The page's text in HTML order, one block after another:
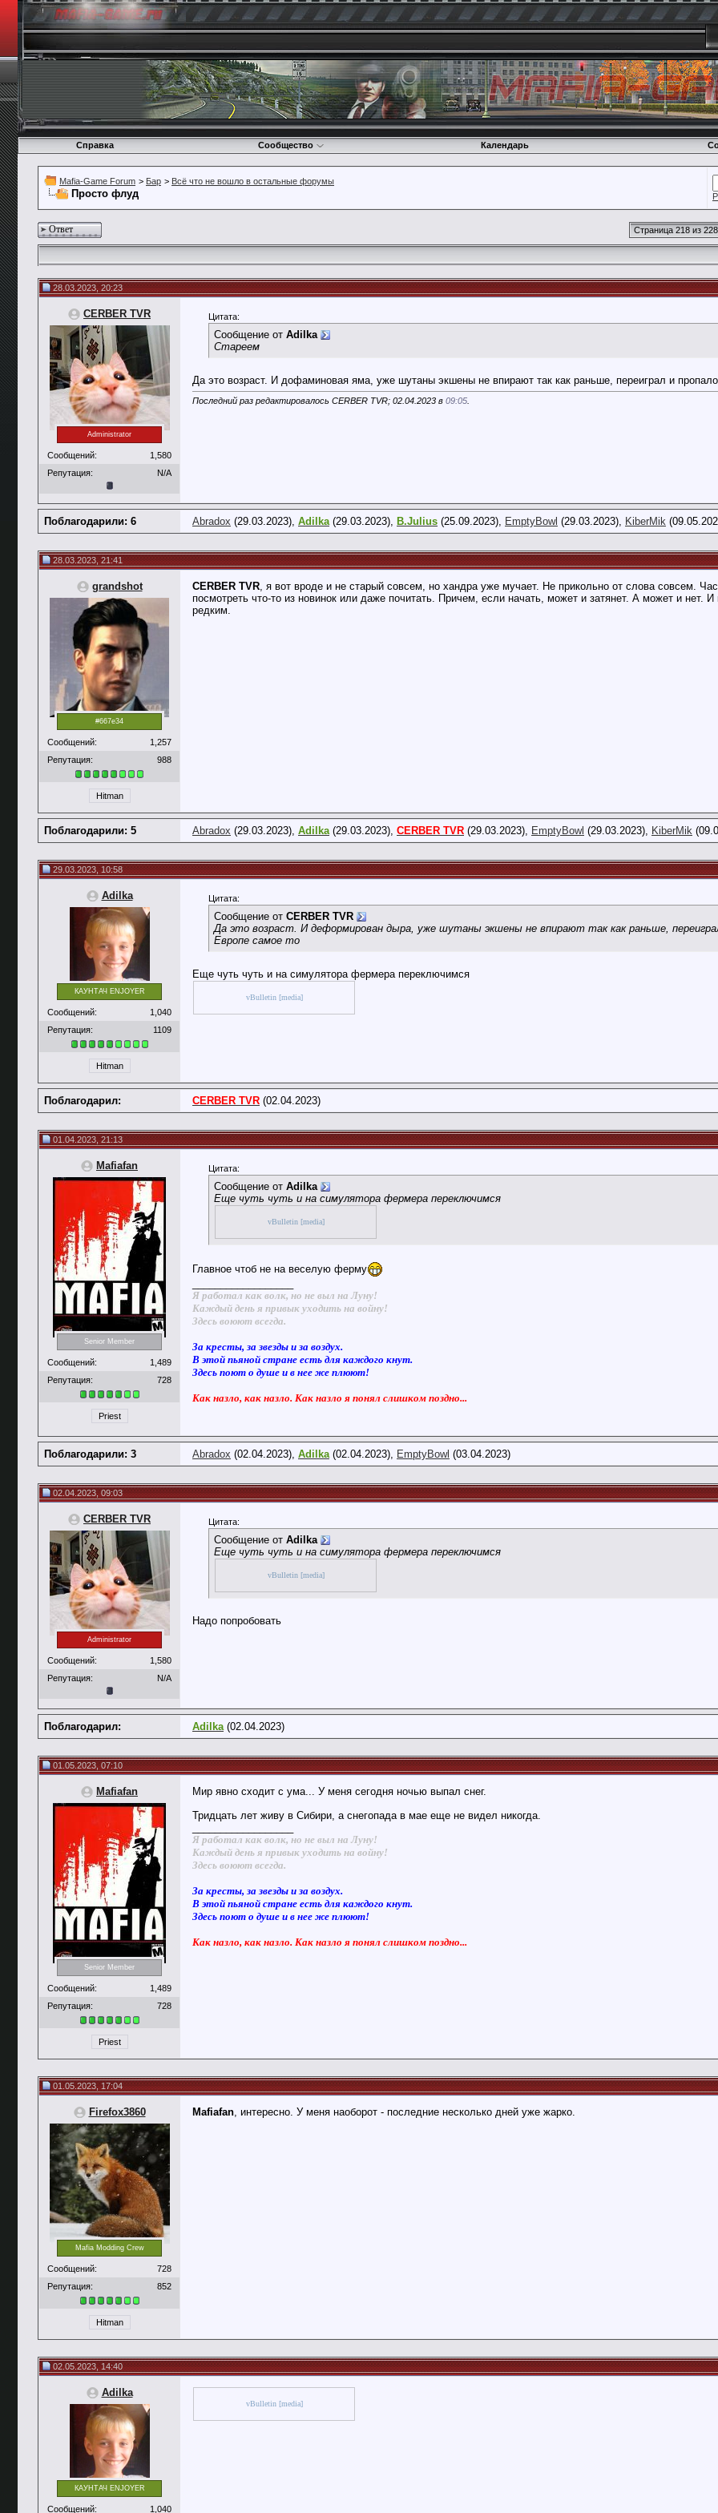
Справка Сообщество Календарь
Mafia-Game Forum > Бар > Всё что не вошло в остальные форумы
Просто флуд
Ответ Страница 218 из 228
28.03.2023, 20:23
CERBER TVR
Administrator
Сообщений:
1,580
Репутация:
N/A
Цитата:
Сообщение от Adilka
Стареем
Да это возраст. И дофаминовая яма, уже шутаны экшены не впирают так как раньше, переиграл и
Последний раз редактировалось CERBER TVR; 02.04.2023 в 09:05
Поблагодарили: 6 Abradox (29.03.2023), Adilka(29.03.2023), B.Julius (25.09.2023), EmptyBowl (29.03.2023), KiberMik
28.03.2023, 21:41
grandshot
#667e34
Сообщений:
1,257
Репутация:
988
Hitman
CERBER TVR, я вот вроде и не старый совсем, но хандра уже мучает. Не прикольно от слова совсем.
посмотреть что-то из новинок или даже почитать. Причем, если начать, может и затянет. А может и нет. И
редким.
Поблагодарили: 5 Abradox (29.03.2023), Adilka(29.03.2023), CERBER TVR (29.03.2023), EmptyBowl (29.03.2023), KiberMik
29.03.2023, 10:58
Adilka
КАУНТАЧ ENJOYER
Сообщений:
1,040
Репутация:
1109
Hitman
Цитата:
Сообщение от CERBER TVR
Да это возраст. И деформирован дыра, уже шутаны экшены не впирают так как раньше,
Европе самое то
Еще чуть чуть и на симулятора фермера переключимся
vBulletin [media]
Поблагодарил: CERBER TVR (02.04.2023)
01.04.2023, 21:13
Mafiafan
Senior Member
Сообщений:
1,489
Репутация:
728
Priest
Цитата:
Сообщение от Adilka
Еще чуть чуть и на симулятора фермера переключимся
vBulletin [media]
Главное чтоб не на веселую ферму
Я работал как волк, но не выл на Луну!
Каждый день я привык уходить на войну!
Здесь воюют всегда.
За кресты, за звезды и за воздух.
В этой пьяной стране есть для каждого кнут.
Здесь поют о душе и в нее же плюют!
Как назло, как назло. Как назло я понял слишком поздно...
Поблагодарили: 3 Abradox (02.04.2023), Adilka(02.04.2023), EmptyBowl (03.04.2023)
02.04.2023, 09:03
CERBER TVR
Administrator
Сообщений:
1,580
Репутация:
N/A
Цитата:
Сообщение от Adilka
Еще чуть чуть и на симулятора фермера переключимся
vBulletin [media]
Надо попробовать
Поблагодарил: Adilka(02.04.2023)
01.05.2023, 07:10
Mafiafan
Senior Member
Сообщений:
1,489
Репутация:
728
Priest
Мир явно сходит с ума... У меня сегодня ночью выпал снег.
Тридцать лет живу в Сибири, а снегопада в мае еще не видел никогда.
Я работал как волк, но не выл на Луну!
Каждый день я привык уходить на войну!
Здесь воюют всегда.
За кресты, за звезды и за воздух.
В этой пьяной стране есть для каждого кнут.
Здесь поют о душе и в нее же плюют!
Как назло, как назло. Как назло я понял слишком поздно...
01.05.2023, 17:04
Firefox3860
Mafia Modding Crew
Сообщений:
728
Репутация:
852
Hitman
Mafiafan, интересно. У меня наоборот - последние несколько дней уже жарко.
02.05.2023, 14:40
Adilka
КАУНТАЧ ENJOYER
Сообщений:
1,040
vBulletin [media]